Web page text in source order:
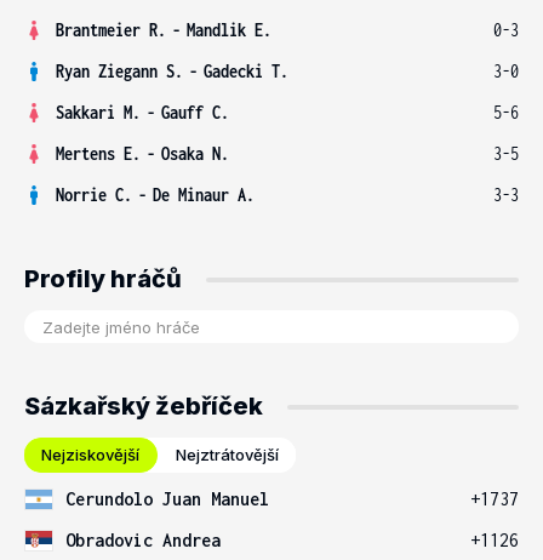
Brantmeier R. - Mandlik E.
0-3
Ryan Ziegann S. - Gadecki T.
3-0
Sakkari M. - Gauff C.
5-6
Mertens E. - Osaka N.
3-5
Norrie C. - De Minaur A. 3-3
Profily hráčů
Sázkařský žebříček
Nejziskovější Nejztrátovější
Cerundolo Juan Manuel
+1737
Obradovic Andrea
+1126